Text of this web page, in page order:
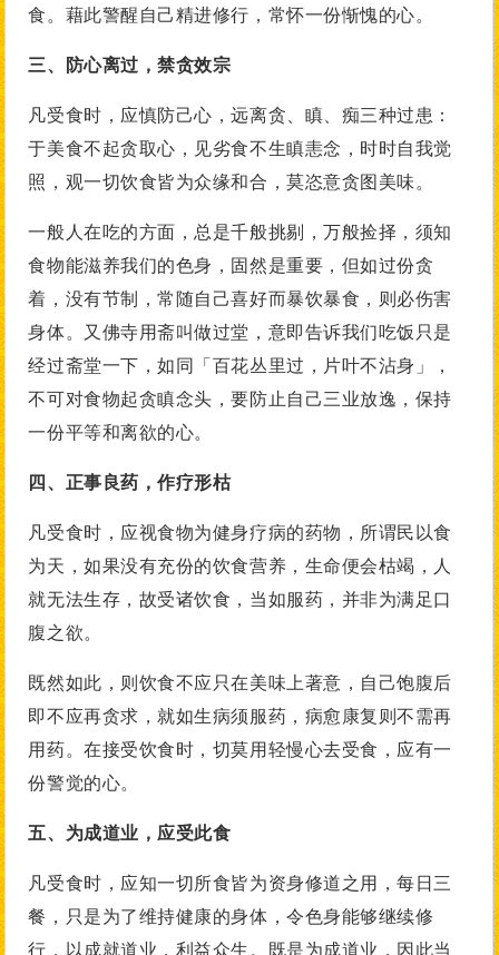
食。藉此警醒自己精进修行，常怀一份惭愧的心。
三、防心离过，禁贪效宗
凡受食时，应慎防己心，远离贪、瞋、痴三种过患：
于美食不起贪取心，见劣食不生瞋恚念，时时自我觉
照，观一切饮食皆为众缘和合，莫恣意贪图美味。
一般人在吃的方面，总是千般挑剔，万般捡择，须知
食物能滋养我们的色身，固然是重要，但如过份贪
着，没有节制，常随自己喜好而暴饮暴食，则必伤害
身体。又佛寺用斋叫做过堂，意即告诉我们吃饭只是
经过斋堂一下，如同「百花丛里过，片叶不沾身」，
不可对食物起贪瞋念头，要防止自己三业放逸，保持
一份平等和离欲的心。
四、正事良药，作疗形枯
凡受食时，应视食物为健身疗病的药物，所谓民以食
为天，如果没有充份的饮食营养，生命便会枯竭，人
就无法生存，故受诸饮食，当如服药，并非为满足口
腹之欲。
既然如此，则饮食不应只在美味上著意，自己饱腹后
即不应再贪求，就如生病须服药，病愈康复则不需再
用药。在接受饮食时，切莫用轻慢心去受食，应有一
份警觉的心。
五、为成道业，应受此食
凡受食时，应知一切所食皆为资身修道之用，每日三
餐，只是为了维持健康的身体，令色身能够继续修
行，以成就道业，利益众生。既是为成道业，因此当